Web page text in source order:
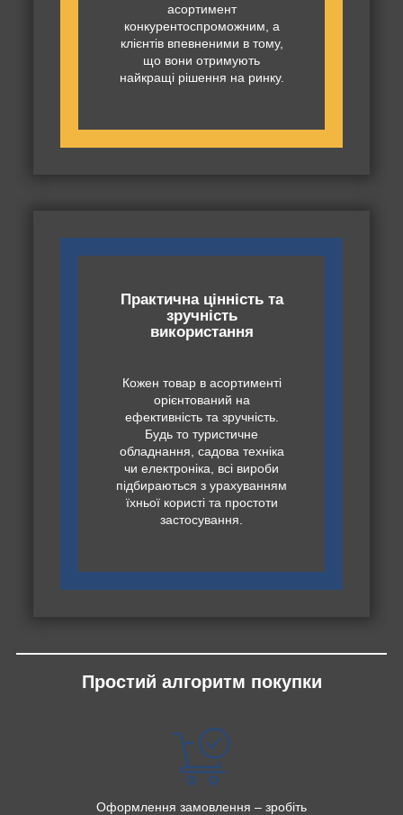
асортимент
конкурентоспроможним, а
клієнтів впевненими в тому,
що вони отримують
найкращі рішення на ринку.
Практична цінність та
зручність
використання
Кожен товар в асортименті
орієнтований на
ефективність та зручність.
Будь то туристичне
обладнання, садова техніка
чи електроніка, всі вироби
підбираються з урахуванням
їхньої користі та простоти
застосування.
Простий алгоритм покупки
Оформлення замовлення – зробіть